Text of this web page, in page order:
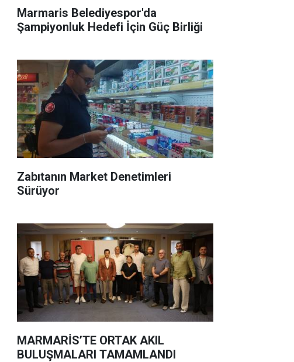
Marmaris Belediyespor'da
Şampiyonluk Hedefi İçin Güç Birliği
Zabıtanın Market Denetimleri
Sürüyor
MARMARİS’TE ORTAK AKIL
BULUŞMALARI TAMAMLANDI